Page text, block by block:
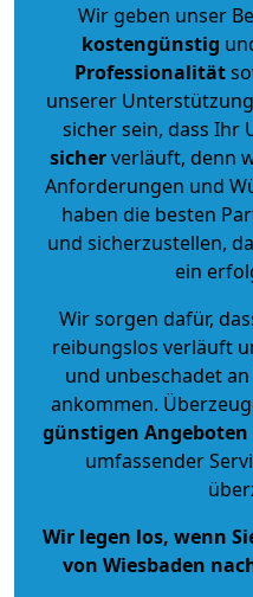
Wir geben unser
kostengünstig
Professionalität
unserer
sicher sein, dass Ihr
sicherverläuft, denn
Anforderungen und
haben die besten
und sicherzustellen,
ein
Wir sorgen dafür,
reibungslos verläuft
und unbeschadet
ankommen.
günstigen
umfassender
Wir legen los, wenn
von Wiesbaden